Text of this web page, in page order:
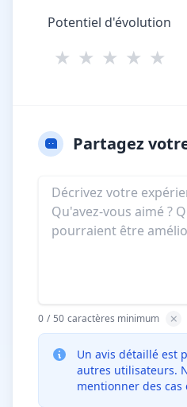
Potentiel d'évolution
★ ★ ★ ★ ★
Partagez
0 / 50 caractères minimum
Un avis détaillé est
autres utilisateurs.
mentionner des cas